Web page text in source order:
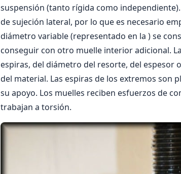
suspensión (tanto rí­gida como
de sujeción lateral, por lo que es necesario
diámetro variable (representado en la ) se
conseguir con otro muelle interior adicional.
espiras, del diámetro del resorte, del espesor
del material. Las espiras de los extremos son
su apoyo. Los muelles reciben esfuerzos de
trabajan a torsión.